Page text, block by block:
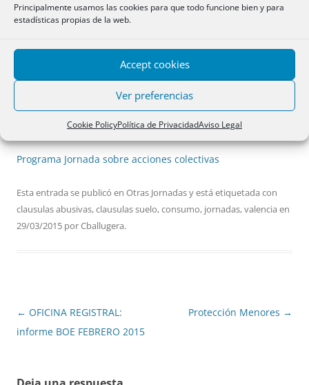
Principalmente usamos las cookies para que todo funcione bien y para
estadísticas propias de la web.
Accept cookies
Ver preferencias
Cookie PolicyPolítica de PrivacidadAviso Legal
clientes han pagado ya de más al banco, sino que retrasa
también la eliminación del abuso, ya que los deudores
aprovecharse de los bajos tipos de interés del momento
por culpa de que el banco les sigue aplicando la cláusula
A continuación se pone el programa:
Programa Jornada sobre acciones colectivas
Esta entrada se publicó en Otras Jornadasy está etiquetada con
clausulas abusivas,clausulas suelo,consumo, jornadas,valencia en
29/03/2015 porCballugera.
Navegación
de
← OFICINA REGISTRAL:
informe BOE FEBRERO 2015
Protección Menores →